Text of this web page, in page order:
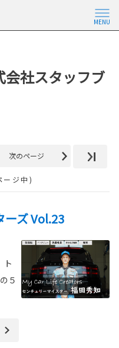
MENU
会社スタッフブ
次のページ
ージ中)
ーズ Vol.23
ト
５